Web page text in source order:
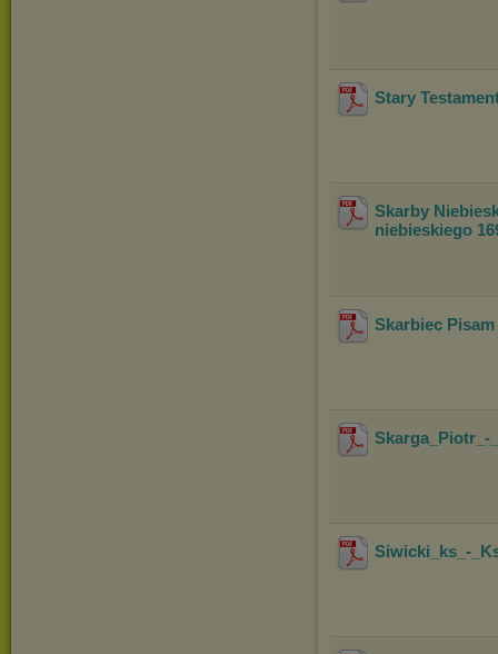
Stary
Skarby
niebieskiego
Skarbiec
Skarga_Piotr_-
Siwicki_ks_-